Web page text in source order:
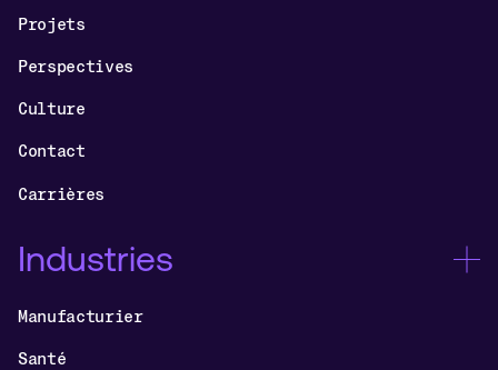
Projets
Perspectives
Culture
Contact
Carrières
Industries
Manufacturier
Santé